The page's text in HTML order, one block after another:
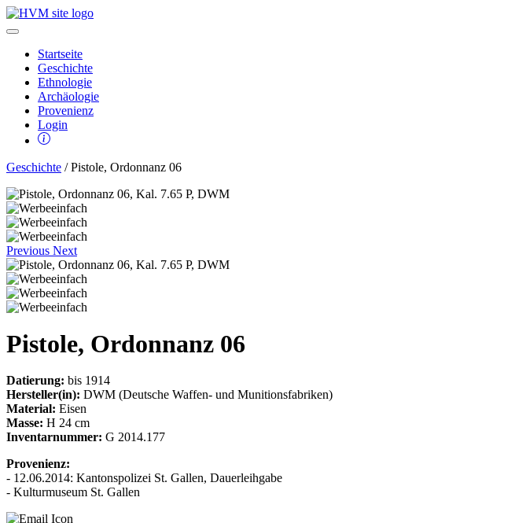
Startseite
Geschichte
Ethnologie
Archäologie
Provenienz
Login
Geschichte / Pistole, Ordonnanz 06
Previous Next
Pistole, Ordonnanz 06
Datierung: bis 1914
Hersteller(in): DWM (Deutsche Waffen- und Munitionsfabriken)
Material: Eisen
Masse: H 24 cm
Inventarnummer: G 2014.177
Provenienz:
- 12.06.2014: Kantonspolizei St. Gallen, Dauerleihgabe
- Kulturmuseum St. Gallen